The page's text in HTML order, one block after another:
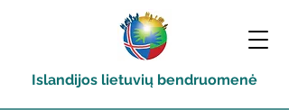
Islandijos lietuvių bendruomenė